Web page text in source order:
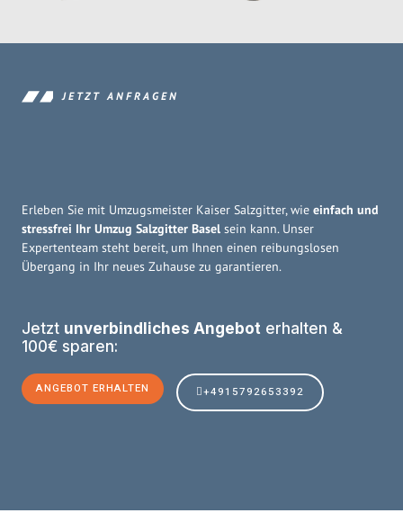
JETZT ANFRAGEN
Erleben Sie mit Umzugsmeister Kaiser Salzgitter, wie einfach und
stressfrei Ihr Umzug Salzgitter Basel sein kann. Unser
Expertenteam steht bereit, um Ihnen einen reibungslosen
Übergang in Ihr neues Zuhause zu garantieren.
Jetzt unverbindliches Angebot erhalten &
100€ sparen:
ANGEBOT ERHALTEN +4915792653392